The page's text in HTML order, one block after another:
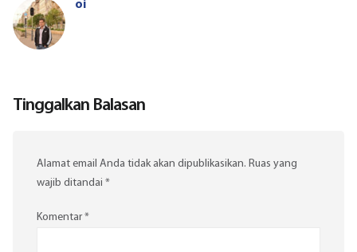
oi
Tinggalkan Balasan
Alamat email Anda tidak akan dipublikasikan. Ruas yang
wajib ditandai *
Komentar*